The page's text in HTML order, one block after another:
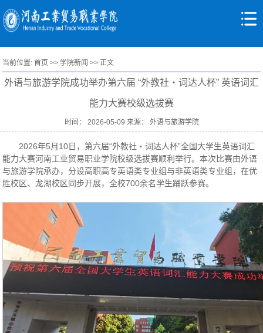
当前位置:首页 >>学院新闻 >> 正文
外语与旅游学院成功举办第六届 “外教社・词达人杯” 英语词汇
能力大赛校级选拔赛
时间： 2026-05-09 来源： 外语与旅游学院
2026年5月10日，第六届“外教社・词达人杯”全国大学生英语词汇
能力大赛河南工业贸易职业学院校级选拔赛顺利举行。本次比赛由外语
与旅游学院承办，分设高职高专英语类专业组与非英语类专业组，在优
胜校区、龙湖校区同步开展，全校700余名学生踊跃参赛。